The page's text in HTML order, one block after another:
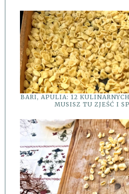
BARI, APULIA: 12
MUSISZ TU ZJEŚĆ I